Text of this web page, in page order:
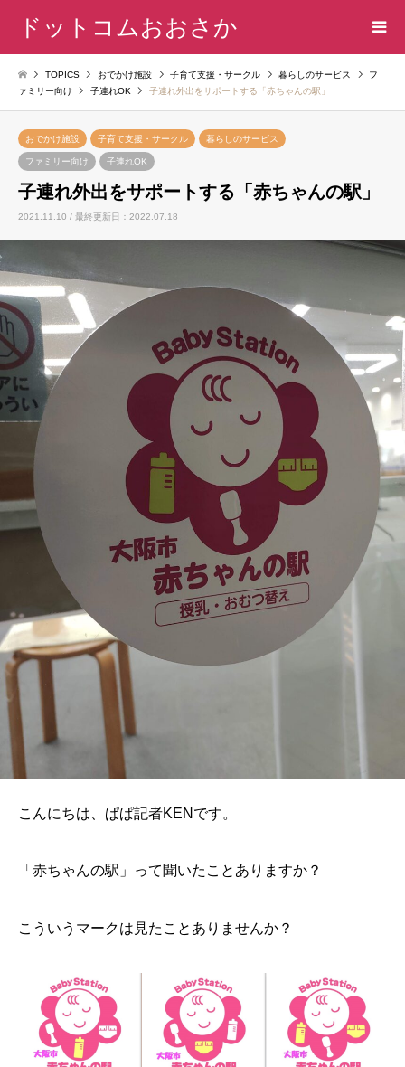
ドットコムおおさか
TOPICS おでかけ施設 子育て支援・サークル 暮らしのサービス
フ
ァミリー向け
子連れOK 子連れ外出をサポートする「赤ちゃんの駅」
おでかけ施設 子育て支援・サークル 暮らしのサービス
ファミリー向け 子連れOK
子連れ外出をサポートする「赤ちゃんの駅」
2021.11.10 / 最終更新日：2022.07.18
こんにちは、ぱぱ記者KENです。
「赤ちゃんの駅」って聞いたことありますか？
こういうマークは見たことありませんか？